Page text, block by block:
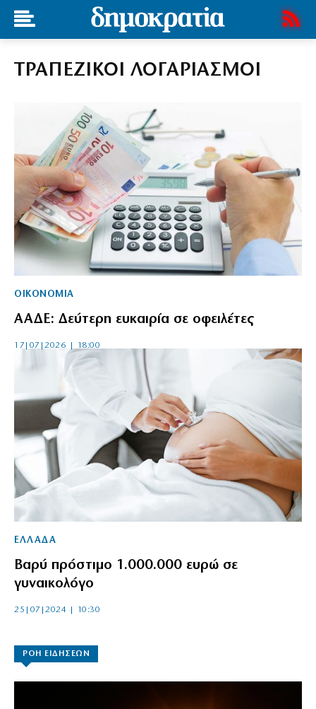
ΤΡΑΠΕΖΙΚΟΙ ΛΟΓΑΡΙΑΣΜΟΙ
ΟΙΚΟΝΟΜΙΑ
ΑΑΔΕ: Δεύτερη ευκαιρία σε οφειλέτες
17|07|2026 | 18:00
ΕΛΛΑΔΑ
Βαρύ πρόστιμο 1.000.000 ευρώ σε
γυναικολόγο
25|07|2024 | 10:30
ΡΟΗ ΕΙΔΗΣΕΩΝ